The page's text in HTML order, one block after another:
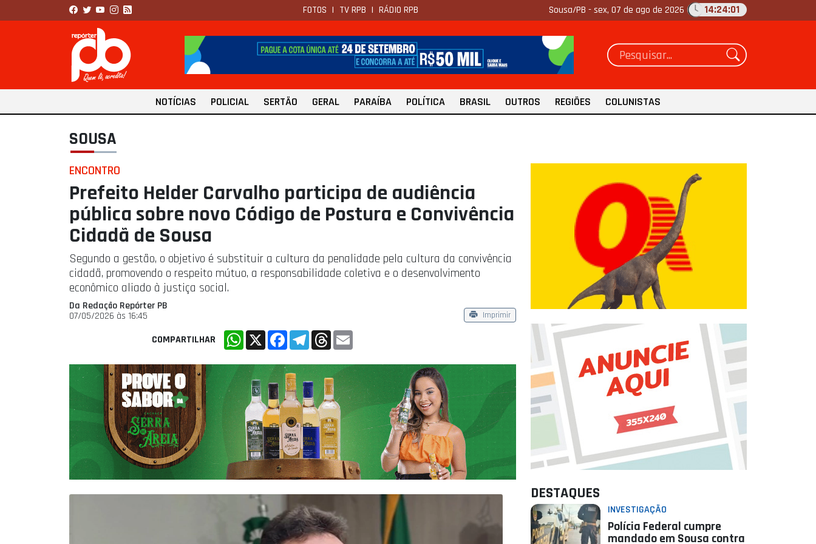
FOTOS | TV RPB | RÁDIO RPB Sousa/PB -sex, 07 de ago de 2026 14:24:02
NOTÍCIAS POLICIAL SERTÃO GERAL PARAÍBA POLÍTICA BRASIL OUTROS REGIÕES COLUNISTAS
SOUSA
ENCONTRO
Prefeito Helder Carvalho participa de audiência
pública sobre novo Código de Postura e Convivência
Cidadã de Sousa
Segundo a gestão, o objetivo é substituir a cultura da penalidade pela cultura da convivência
cidadã, promovendo o respeito mútuo, a responsabilidade coletiva e o desenvolvimento
econômico aliado à justiça social.
Da Redação Repórter PB
07/05/2026 às 16:45
Imprimir
COMPARTILHAR WhatsApp
X FacebookTelegramThreads
DESTAQUES
INVESTIGAÇÃO
Polícia Federal cumpre
mandado em Sousa contra